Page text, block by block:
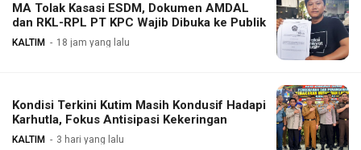
MA Tolak Kasasi ESDM, Dokumen AMDAL
dan RKL-RPL PT KPC Wajib Dibuka ke Publik
KALTIM 18 jam yang lalu
Kondisi Terkini Kutim Masih Kondusif Hadapi
Karhutla, Fokus Antisipasi Kekeringan
KALTIM 3 hari yang lalu